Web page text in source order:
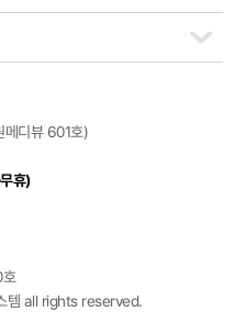
메디뷰 601호)
휴)
all rights reserved.